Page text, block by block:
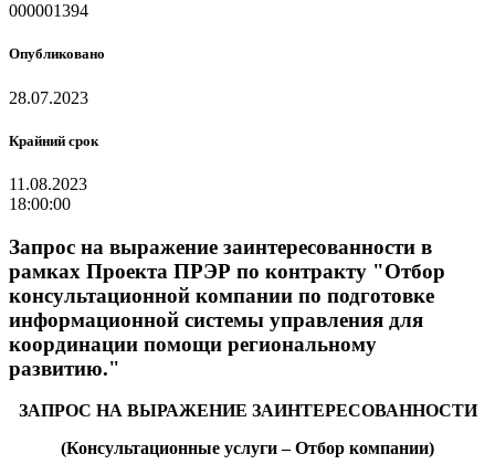
000001394
Опубликовано
28.07.2023
Крайний срок
11.08.2023
18:00:00
Запрос на выражение заинтересованности в
рамках Проекта ПРЭР по контракту "Отбор
консультационной компании по подготовке
информационной системы управления для
координации помощи региональному
развитию."
ЗАПРОС НА ВЫРАЖЕНИЕ ЗАИНТЕРЕСОВАННОСТИ
(Консультационные услуги – Отбор компании)